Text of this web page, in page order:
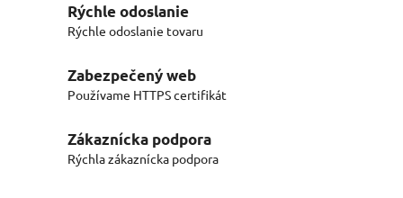
Rýchle odoslanie
Rýchle odoslanie tovaru
Zabezpečený web
Používame HTTPS certifikát
Zákaznícka podpora
Rýchla zákaznícka podpora